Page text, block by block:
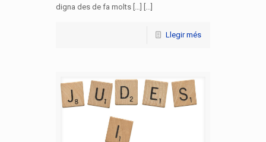
digna des de fa molts […] [...]
Llegir més